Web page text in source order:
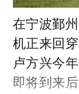
在宁波鄞
机正来回
卢方兴今
即将到来